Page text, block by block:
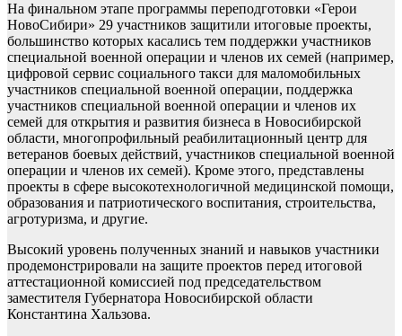
На финальном этапе программы переподготовки «Герои
НовоСибири» 29 участников защитили итоговые проекты,
большинство которых касались тем поддержки участников
специальной военной операции и членов их семей (например,
цифровой сервис социального такси для маломобильных
участников специальной военной операции, поддержка
участников специальной военной операции и членов их
семей для открытия и развития бизнеса в Новосибирской
области, многопрофильный реабилитационный центр для
ветеранов боевых действий, участников специальной военной
операции и членов их семей). Кроме этого, представлены
проекты в сфере высокотехнологичной медицинской помощи,
образования и патриотического воспитания, строительства,
агротуризма, и другие.
Высокий уровень полученных знаний и навыков участники
продемонстрировали на защите проектов перед итоговой
аттестационной комиссией под председательством
заместителя Губернатора Новосибирской области
Константина Хальзова.